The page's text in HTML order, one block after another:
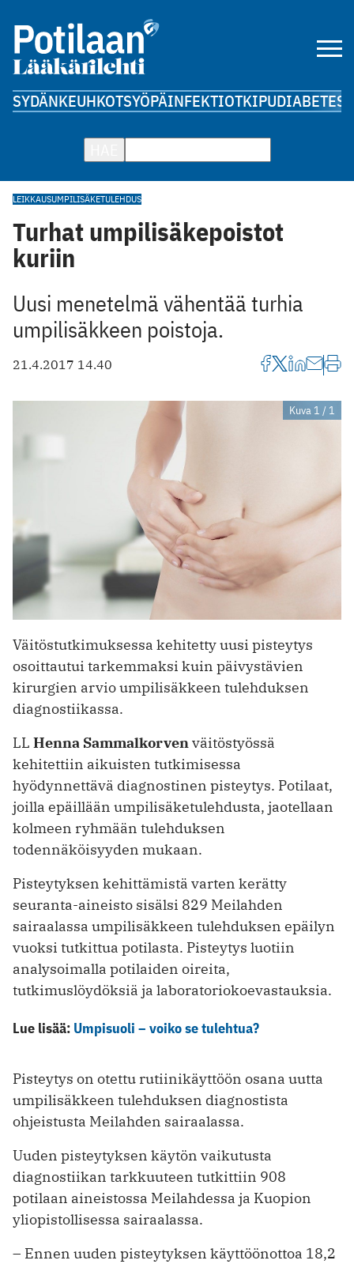
SYDÄNKEUHKOTSYÖPÄINFEKTIOTKIPUDIABETES
LEIKKAUSUMPILISÄKETULEHDUS
Turhat umpilisäkepoistot
kuriin
Uusi menetelmä vähentää turhia
umpilisäkkeen poistoja.
21.4.2017 14.40
Kuva 1 / 1
Väitöstutkimuksessa kehitetty uusi pisteytys
osoittautui tarkemmaksi kuin päivystävien
kirurgien arvio umpilisäkkeen tulehduksen
diagnostiikassa.
LL Henna Sammalkorvenväitöstyössä
kehitettiin aikuisten tutkimisessa
hyödynnettävä diagnostinen pisteytys. Potilaat,
joilla epäillään umpilisäketulehdusta, jaotellaan
kolmeen ryhmään tulehduksen
todennäköisyyden mukaan.
Pisteytyksen kehittämistä varten kerätty
seuranta-aineisto sisälsi 829 Meilahden
sairaalassa umpilisäkkeen tulehduksen epäilyn
vuoksi tutkittua potilasta. Pisteytys luotiin
analysoimalla potilaiden oireita,
tutkimuslöydöksiä ja laboratoriokoevastauksia.
Lue lisää: Umpisuoli – voiko se tulehtua?
Pisteytys on otettu rutiinikäyttöön osana uutta
umpilisäkkeen tulehduksen diagnostista
ohjeistusta Meilahden sairaalassa.
Uuden pisteytyksen käytön vaikutusta
diagnostiikan tarkkuuteen tutkittiin 908
potilaan aineistossa Meilahdessa ja Kuopion
yliopistollisessa sairaalassa.
– Ennen uuden pisteytyksen käyttöönottoa 18,2